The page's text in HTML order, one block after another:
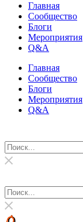
Главная
Сообщество
Блоги
Мероприятия
Q&A
Главная
Сообщество
Блоги
Мероприятия
Q&A